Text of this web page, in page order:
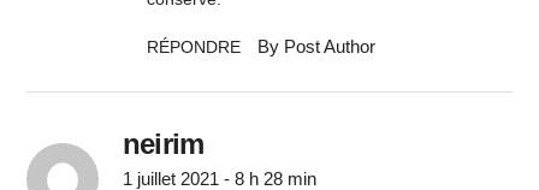
RÉPONDRE By Post Author
neirim
1 juillet 2021 - 8 h 28 min